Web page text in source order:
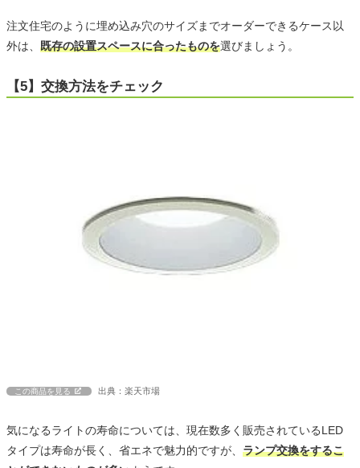
注文住宅のように埋め込み穴のサイズまでオーダーできるケース以
外は、 既存の設置スペースに合ったものを選びましょう。
【5】交換方法をチェック
この商品を見る 出典：楽天市場
気になるライトの寿命については、現在数多く販売されているLED
タイプは寿命が長く、省エネで魅力的ですが、 ランプ交換をするこ